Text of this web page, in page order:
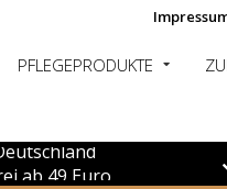
PFLEGEPRODUKTE
ab 49 Euro